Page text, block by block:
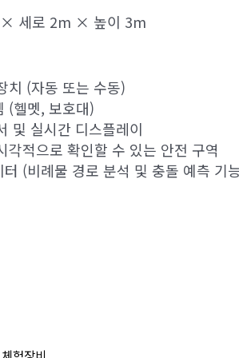
× 세로 2m × 높이 3m
치 (자동 또는 수동)
(헬멧, 보호대)
및 실시간 디스플레이
각적으로 확인할 수 있는 안전 구역
터 (비례물 경로 분석 및 충돌 예측 기